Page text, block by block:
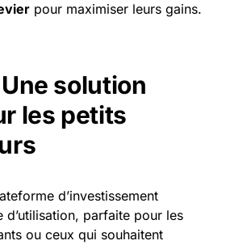
pour maximiser leurs gains.
solution
les petits
d’investissement
d’utilisation, parfaite pour les
ou ceux qui souhaitent